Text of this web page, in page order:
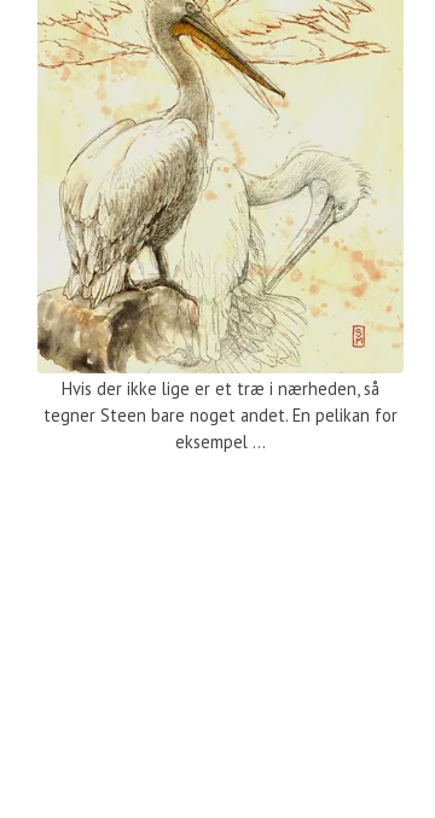
Hvis der ikke lige er et træ i nærheden, så
tegner Steen bare noget andet. En pelikan for
eksempel ...